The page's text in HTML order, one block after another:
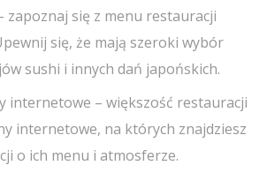
zapoznaj się z menu restauracji
się, że mają szeroki wybór
sushi i innych dań japońskich.
internetowe – większość restauracji
internetowe, na których znajdziesz
o ich menu i atmosferze.